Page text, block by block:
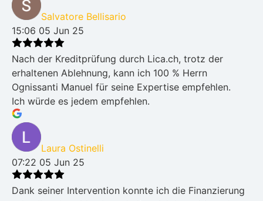
Salvatore Bellisario
15:06 05 Jun 25
Nach der Kreditprüfung durch Lica.ch, trotz der
erhaltenen Ablehnung, kann ich 100 % Herrn
Ognissanti Manuel für seine Expertise empfehlen.
Ich würde es jedem empfehlen.
Laura Ostinelli
07:22 05 Jun 25
Dank seiner Intervention konnte ich die Finanzierung